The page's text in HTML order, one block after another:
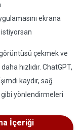
ekrana
istiyorsan
çekmek ve
hızlıdır. ChatGPT,
kaydır, sağ
yönlendirmeleri
İçeriği